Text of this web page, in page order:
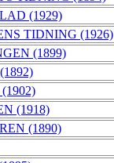
(1929)
TIDNING (1926)
(1899)
(1918)
(1890)